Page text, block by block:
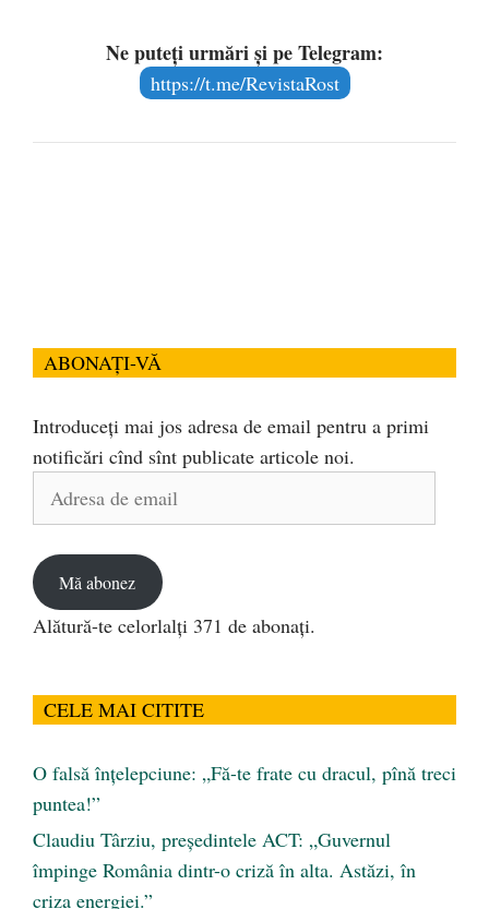
Ne puteți urmări și pe Telegram:
https://t.me/RevistaRost
ABONAȚI-VĂ
Introduceți mai jos adresa de email pentru a primi
notificări cînd sînt publicate articole noi.
Adresa
Mă abonez
Alătură-te celorlalți 371 de abonați.
CELE MAI CITITE
O falsă înțelepciune: „Fă-te frate cu dracul, pînă treci
puntea!”
Claudiu Târziu, președintele ACT: „Guvernul
împinge România dintr-o criză în alta. Astăzi, în
criza energiei.”